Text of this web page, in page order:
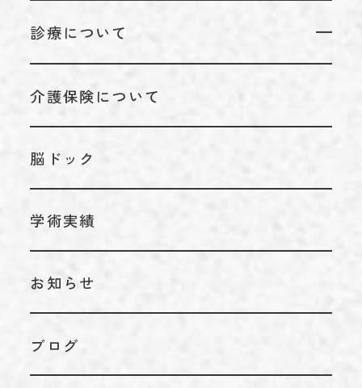
代表のあいさつ
アクセス
診療について
リハビリテーション科
介護保険について
脳ドック
学術実績
お知らせ
ブログ